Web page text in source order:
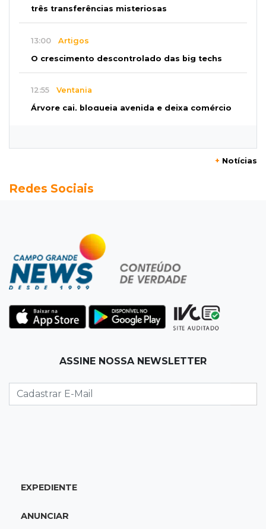
três transferências misteriosas
13:00 Artigos
O crescimento descontrolado das big techs
12:55 Ventania
Árvore cai, bloqueia avenida e deixa comércio
terreno e causa incêndio no Santo Amaro
Inteligência Artificial avança na advocacia e
encurta tarefas administrativas
12:08Decisão judicial
Choque ao lado de condomínio
Primeiro corpo do “cemitério de Nando”
Mãe narra emboscada e diz ter sido amarrada
+ Notícias
Redes Sociais
ASSINE NOSSA NEWSLETTER
EXPEDIENTE
ANUNCIAR